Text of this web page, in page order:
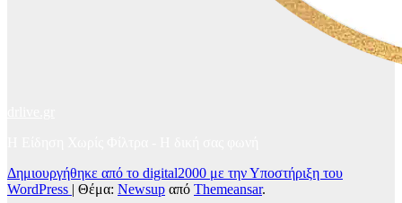
Δημιουργήθηκε από το digital2000 με την Υποστήριξη του
WordPress | Θέμα: Newsup από Themeansar.